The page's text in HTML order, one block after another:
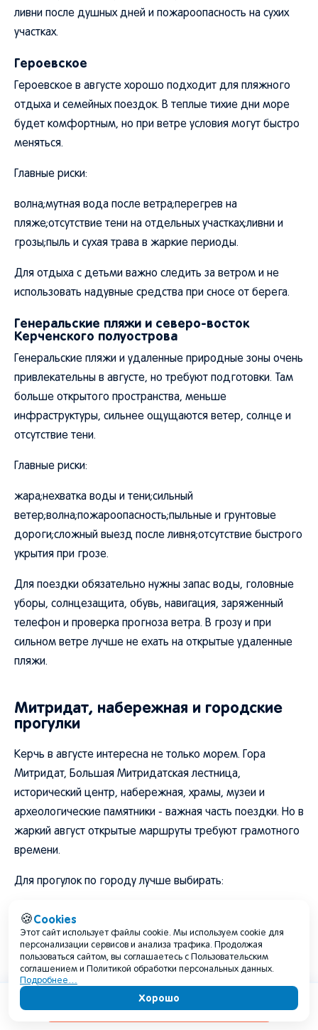
ливни после душных дней и пожароопасность на сухих
участках.
Героевское
Героевское в августе хорошо подходит для пляжного
отдыха и семейных поездок. В теплые тихие дни море
будет комфортным, но при ветре условия могут быстро
меняться.
Главные риски:
волна;мутная вода после ветра;перегрев на
пляже;отсутствие тени на отдельных участках;ливни и
грозы;пыль и сухая трава в жаркие периоды.
Для отдыха с детьми важно следить за ветром и не
использовать надувные средства при сносе от берега.
Генеральские пляжи и северо-восток
Керченского полуострова
Генеральские пляжи и удаленные природные зоны очень
привлекательны в августе, но требуют подготовки. Там
больше открытого пространства, меньше
инфраструктуры, сильнее ощущаются ветер, солнце и
отсутствие тени.
Главные риски:
жара;нехватка воды и тени;сильный
ветер;волна;пожароопасность;пыльные и грунтовые
дороги;сложный выезд после ливня;отсутствие быстрого
укрытия при грозе.
Для поездки обязательно нужны запас воды, головные
уборы, солнцезащита, обувь, навигация, заряженный
телефон и проверка прогноза ветра. В грозу и при
сильном ветре лучше не ехать на открытые удаленные
пляжи.
Митридат, набережная и городские
прогулки
Керчь в августе интересна не только морем. Гора
Митридат, Большая Митридатская лестница,
исторический центр, набережная, храмы, музеи и
археологические памятники - важная часть поездки. Но в
жаркий август открытые маршруты требуют грамотного
времени.
Для прогулок по городу лучше выбирать:
раннее утро;вечер после 17:30–18:00;пасмурные, но не
грозовые часы;дни со слабым ветром;маршруты с
перерывами в тени.
В середине дня на лестницах, камне, плитке и открытых
площадках будет очень жарко. Даже если прогноз
показывает +31 °C, по ощущениям на солнце может
Содержание
🍪Cookies
Этот сайт использует файлы cookie. Мы используем cookie для
персонализации сервисов и анализа трафика. Продолжая
пользоваться сайтом, вы соглашаетесь с Пользовательским
соглашением и Политикой обработки персональных данных.
Подробнее…
Хорошо